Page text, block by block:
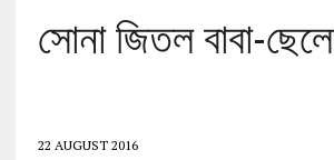
সোনা জিতল বাবা-
22 AUGUST 2016